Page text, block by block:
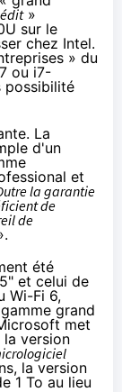
»
sur le
chez Intel.
» du
ou i7-
possibilité
La
d'un
et
la garantie
de
de
été
et celui de
Wi-Fi 6,
grand
met
version
la version
1 To au lieu